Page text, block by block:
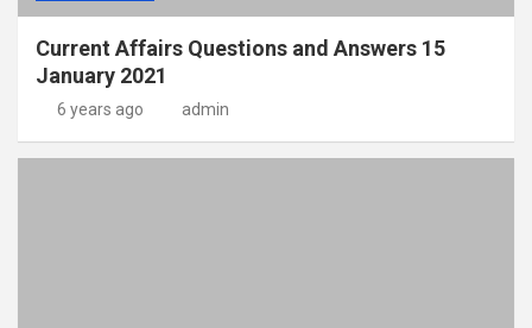
Current Affairs Questions and Answers 15
January 2021
6 years ago admin